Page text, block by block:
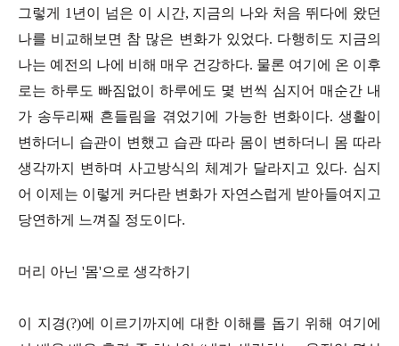
그렇게 1년이 넘은 이 시간, 지금의 나와 처음 뛰다에 왔던
나를 비교해보면 참 많은 변화가 있었다. 다행히도 지금의
나는 예전의 나에 비해 매우 건강하다. 물론 여기에 온 이후
로는 하루도 빠짐없이 하루에도 몇 번씩 심지어 매순간 내
가 송두리째 흔들림을 겪었기에 가능한 변화이다. 생활이
변하더니 습관이 변했고 습관 따라 몸이 변하더니 몸 따라
생각까지 변하며 사고방식의 체계가 달라지고 있다. 심지
어 이제는 이렇게 커다란 변화가 자연스럽게 받아들여지고
당연하게 느껴질 정도이다.
머리 아닌 '몸'으로 생각하기
이 지경(?)에 이르기까지에 대한 이해를 돕기 위해 여기에